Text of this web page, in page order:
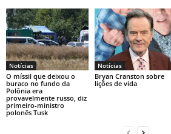
Notícias
O míssil que deixou o
buraco no fundo da
Polônia era
provavelmente russo, diz
primeiro-ministro
polonês Tusk
Notícias
Bryan Cranston sobre
lições de vida